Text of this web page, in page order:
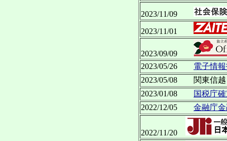
2023/11/09
2023/11/01
2023/09/09
2023/05/26 電子情
2023/05/08 関東信越
2023/01/08
国税庁
2022/12/05 金融庁
2022/11/20